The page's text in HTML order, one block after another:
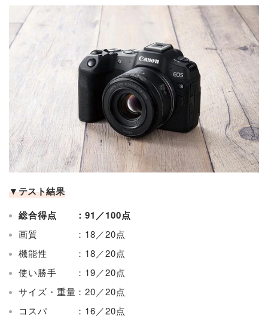
▼テスト結果
総合得点 ：91／100点
画質 ：18／20点
機能性 ：18／20点
使い勝手 ：19／20点
サイズ・重量：20／20点
コスパ ：16／20点